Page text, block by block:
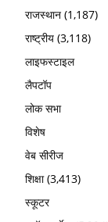
राजस्थान (1,187)
राष्ट्रीय (3,118)
लाइफस्टाइल
लैपटॉप
लोक सभा
विशेष
वेब सीरीज
शिक्षा(3,413)
स्कूटर